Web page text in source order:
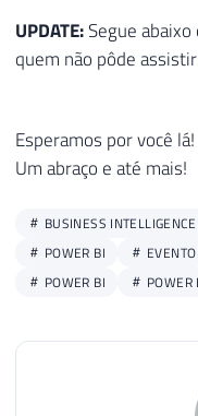
UPDATE:Segue abaixo
quem não pôde
Esperamos por você lá!
Um abraço e até mais!
BUSINESS
POWER BI
EVENTO
POWER BI
POWER